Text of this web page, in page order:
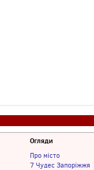
Огляди
Про місто
7 Чудес Запоріжжя